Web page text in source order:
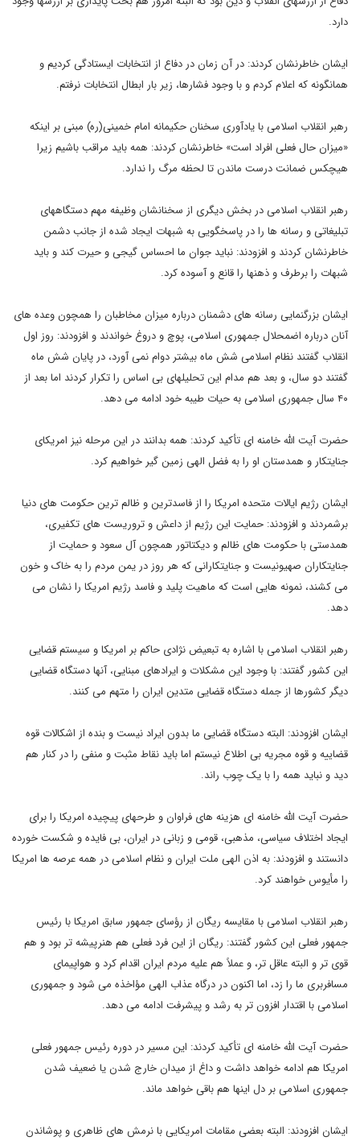
دارد.
ایشان خاطرنشان کردند: در آن زمان در دفاع از انتخابات ایستادگی کردیم و
همانگونه که اعلام کردم و با وجود فشارها، زیر بار ابطال انتخابات نرفتم.
رهبر انقلاب اسلامی با یادآوری سخنان حکیمانه امام خمینی(ره) مبنی بر اینکه
«میزان حال فعلی افراد است» خاطرنشان کردند: همه باید مراقب باشیم زیرا
هیچکس ضمانت درست ماندن تا لحظه مرگ را ندارد.
رهبر انقلاب اسلامی در بخش دیگری از سخنانشان وظیفه مهم دستگاههای
تبلیغاتی و رسانه ها را در پاسخگویی به شبهات ایجاد شده از جانب دشمن
خاطرنشان کردند و افزودند: نباید جوان ما احساس گیجی و حیرت کند و باید
شبهات را برطرف و ذهنها را قانع و آسوده کرد.
ایشان بزرگنمایی رسانه های دشمنان درباره میزان مخاطبان را همچون وعده های
آنان درباره اضمحلال جمهوری اسلامی، پوچ و دروغ خواندند و افزودند: روز اول
انقلاب گفتند نظام اسلامی شش ماه بیشتر دوام نمی آورد، در پایان شش ماه
گفتند دو سال، و بعد هم مدام این تحلیلهای بی اساس را تکرار کردند اما بعد از
۴۰ سال جمهوری اسلامی به حیات طیبه خود ادامه می دهد.
حضرت آیت الله خامنه ای تأکید کردند: همه بدانند در این مرحله نیز امریکای
جنایتکار و همدستان او را به فضل الهی زمین گیر خواهیم کرد.
ایشان رژیم ایالات متحده امریکا را از فاسدترین و ظالم ترین حکومت های دنیا
برشمردند و افزودند: حمایت این رژیم از داعش و تروریست های تکفیری،
همدستی با حکومت های ظالم و دیکتاتور همچون آل سعود و حمایت از
جنایتکاران صهیونیست و جنایتکارانی که هر روز در یمن مردم را به خاک و خون
می کشند، نمونه هایی است که ماهیت پلید و فاسد رژیم امریکا را نشان می
دهد.
رهبر انقلاب اسلامی با اشاره به تبعیض نژادی حاکم بر امریکا و سیستم قضایی
این کشور گفتند: با وجود این مشکلات و ایرادهای مبنایی، آنها دستگاه قضایی
دیگر کشورها از جمله دستگاه قضایی متدین ایران را متهم می کنند.
ایشان افزودند: البته دستگاه قضایی ما بدون ایراد نیست و بنده از اشکالات قوه
قضاییه و قوه مجریه بی اطلاع نیستم اما باید نقاط مثبت و منفی را در کنار هم
دید و نباید همه را با یک چوب راند.
حضرت آیت الله خامنه ای هزینه های فراوان و طرحهای پیچیده امریکا را برای
ایجاد اختلاف سیاسی، مذهبی، قومی و زبانی در ایران، بی فایده و شکست خورده
دانستند و افزودند: به اذن الهی ملت ایران و نظام اسلامی در همه عرصه ها امریکا
را مأیوس خواهند کرد.
رهبر انقلاب اسلامی با مقایسه ریگان از رؤسای جمهور سابق امریکا با رئیس
جمهور فعلی این کشور گفتند: ریگان از این فرد فعلی هم هنرپیشه تر بود و هم
قوی تر و البته عاقل تر، و عملاً هم علیه مردم ایران اقدام کرد و هواپیمای
مسافربری ما را زد، اما اکنون در درگاه عذاب الهی مؤاخذه می شود و جمهوری
اسلامی با اقتدار افزون تر به رشد و پیشرفت ادامه می دهد.
حضرت آیت الله خامنه ای تأکید کردند: این مسیر در دوره رئیس جمهور فعلی
امریکا هم ادامه خواهد داشت و داغ از میدان خارج شدن یا ضعیف شدن
جمهوری اسلامی بر دل اینها هم باقی خواهد ماند.
ایشان افزودند: البته بعضی مقامات امریکایی با نرمش های ظاهری و پوشاندن